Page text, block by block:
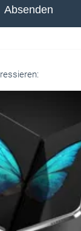
Absenden